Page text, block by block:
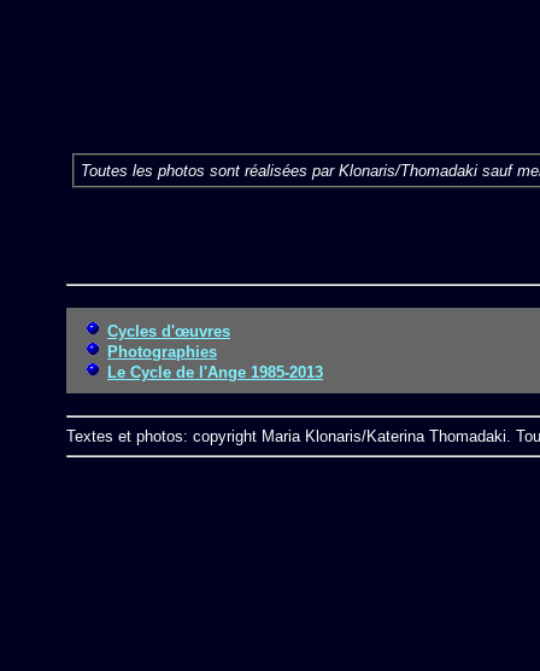
Toutes les photos sont réalisées par Klonaris/Thomadaki sauf
Cycles d'œuvres
Photographies
Le Cycle de l'Ange 1985-2013
Textes et photos: copyright Maria Klonaris/Katerina Thomadaki.